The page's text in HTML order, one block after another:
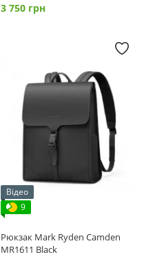
3 750 грн
Відео
9
Рюкзак Mark Ryden Camden
MR1611 Black